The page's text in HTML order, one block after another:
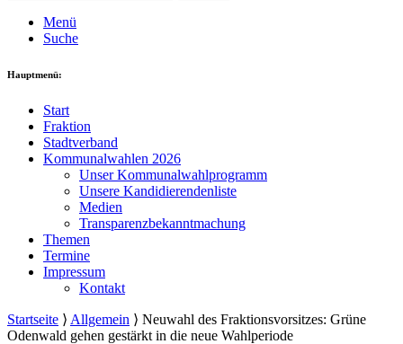
Menü
Suche
Hauptmenü:
Start
Fraktion
Stadtverband
Kommunalwahlen 2026
Unser Kommunalwahlprogramm
Unsere Kandidierendenliste
Medien
Transparenzbekanntmachung
Themen
Termine
Impressum
Kontakt
Startseite ⟩ Allgemein ⟩ Neuwahl des Fraktionsvorsitzes: Grüne
Odenwald gehen gestärkt in die neue Wahlperiode